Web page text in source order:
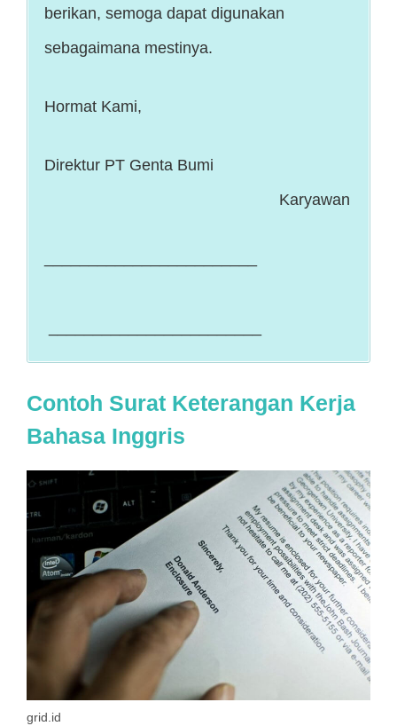
berikan, semoga dapat digunakan
sebagaimana mestinya.
Hormat Kami,
Direktur PT Genta Bumi
Karyawan
Contoh Surat Keterangan Kerja
Bahasa Inggris
grid.id